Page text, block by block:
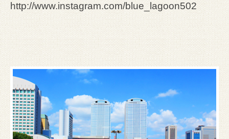
http://www.instagram.com/blue_lagoon502